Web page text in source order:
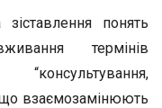
понять
термінів
“консультування,
що взаємозамінюють